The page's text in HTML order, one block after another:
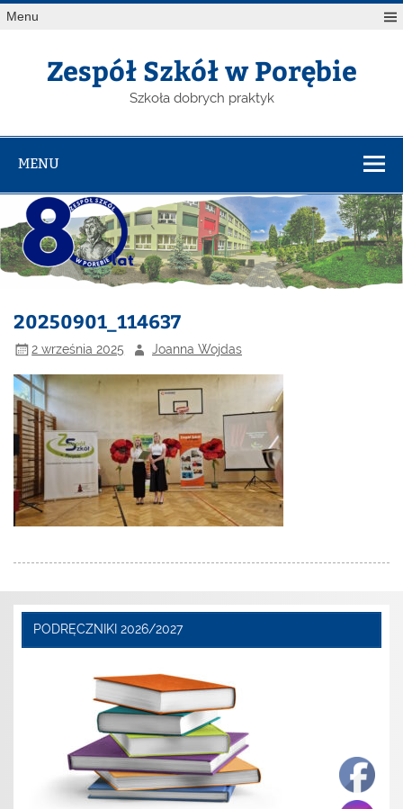
Menu
Zespół Szkół w Porębie
Szkoła dobrych praktyk
MENU
20250901_114637
2 września 2025 Joanna Wojdas
PODRĘCZNIKI 2026/2027